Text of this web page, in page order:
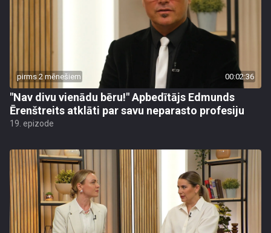
pirms 2 mēnešiem 00:02:36
"Nav divu vienādu bēru!" Apbedītājs Edmunds
Ērenštreits atklāti par savu neparasto profesiju
19. epizode